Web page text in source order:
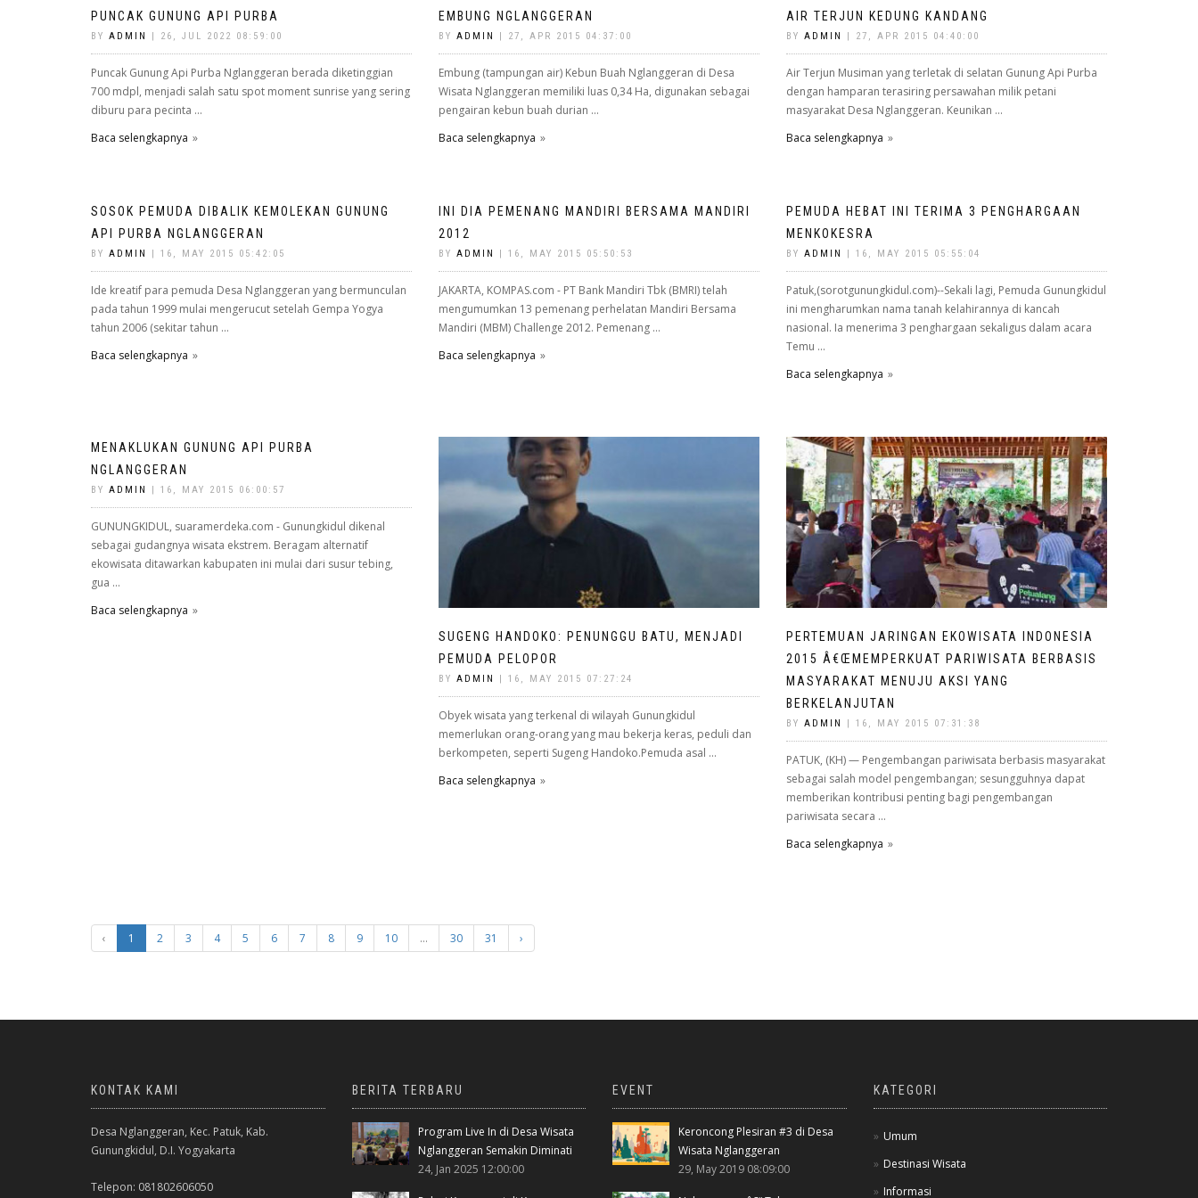
PUNCAK GUNUNG API PURBA
BY ADMIN | 26, JUL 2022 08:59:00
Puncak Gunung Api Purba Nglanggeran berada diketinggian
700 mdpl, menjadi salah satu spot moment sunrise yang sering
diburu para pecinta ...
Baca selengkapnya
EMBUNG NGLANGGERAN
BY ADMIN | 27, APR 2015 04:37:00
Embung (tampungan air) Kebun Buah Nglanggeran di Desa
Wisata Nglanggeran memiliki luas 0,34 Ha, digunakan sebagai
pengairan kebun buah durian ...
Baca selengkapnya
AIR TERJUN KEDUNG KANDANG
BY ADMIN | 27, APR 2015 04:40:00
Air Terjun Musiman yang terletak di selatan Gunung Api Purba
dengan hamparan terasiring persawahan milik petani
masyarakat Desa Nglanggeran. Keunikan ...
Baca selengkapnya
SOSOK PEMUDA DIBALIK KEMOLEKAN GUNUNG
API PURBA NGLANGGERAN
BY ADMIN | 16, MAY 2015 05:42:05
Ide kreatif para pemuda Desa Nglanggeran yang bermunculan
pada tahun 1999 mulai mengerucut setelah Gempa Yogya
tahun 2006 (sekitar tahun ...
Baca selengkapnya
INI DIA PEMENANG MANDIRI BERSAMA MANDIRI
2012
BY ADMIN | 16, MAY 2015 05:50:53
JAKARTA, KOMPAS.com - PT Bank Mandiri Tbk (BMRI) telah
mengumumkan 13 pemenang perhelatan Mandiri Bersama
Mandiri (MBM) Challenge 2012. Pemenang ...
Baca selengkapnya
PEMUDA HEBAT INI TERIMA 3 PENGHARGAAN
MENKOKESRA
BY ADMIN | 16, MAY 2015 05:55:04
Patuk,(sorotgunungkidul.com)--Sekali lagi, Pemuda Gunungkidul
ini mengharumkan nama tanah kelahirannya di kancah
nasional. Ia menerima 3 penghargaan sekaligus dalam acara
Temu ...
Baca selengkapnya
MENAKLUKAN GUNUNG API PURBA
NGLANGGERAN
BY ADMIN | 16, MAY 2015 06:00:57
GUNUNGKIDUL, suaramerdeka.com - Gunungkidul dikenal
sebagai gudangnya wisata ekstrem. Beragam alternatif
ekowisata ditawarkan kabupaten ini mulai dari susur tebing,
gua ...
Baca selengkapnya
SUGENG HANDOKO: PENUNGGU BATU, MENJADI
PEMUDA PELOPOR
BY ADMIN | 16, MAY 2015 07:27:24
Obyek wisata yang terkenal di wilayah Gunungkidul
memerlukan orang-orang yang mau bekerja keras, peduli dan
berkompeten, seperti Sugeng Handoko.Pemuda asal ...
Baca selengkapnya
PERTEMUAN JARINGAN EKOWISATA INDONESIA
2015 Â€ŒMEMPERKUAT PARIWISATA BERBASIS
MASYARAKAT MENUJU AKSI YANG
BERKELANJUTAN
BY ADMIN | 16, MAY 2015 07:31:38
PATUK, (KH) — Pengembangan pariwisata berbasis masyarakat
sebagai salah model pengembangan; sesungguhnya dapat
memberikan kontribusi penting bagi pengembangan
pariwisata secara ...
Baca selengkapnya
‹ 1 2 3 4 5 6 7 8 9 10 ... 30 31 ›
KONTAK KAMI
Desa Nglanggeran, Kec. Patuk, Kab.
Gunungkidul, D.I. Yogyakarta
Telepon: 081802606050
BERITA TERBARU
Program Live In di Desa Wisata
Nglanggeran Semakin Diminati
24, Jan 2025 12:00:00
EVENT
Keroncong Plesiran #3 di Desa
Wisata Nglanggeran
29, May 2019 08:09:00
KATEGORI
Umum
Destinasi Wisata
Informasi